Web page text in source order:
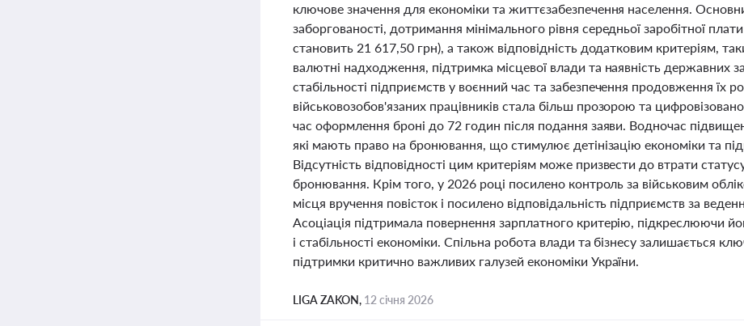
ключове значення для економіки та життєзабезпечення населення.
заборгованості, дотримання мінімального рівня середньої заробітної
становить 21 617,50 грн), а також відповідність додатковим критеріям,
валютні надходження, підтримка місцевої влади та наявність державних
стабільності підприємств у воєнний час та забезпечення продовження
військовозобов'язаних працівників стала більш прозорою та
час оформлення броні до 72 годин після подання заяви. Водночас
які мають право на бронювання, що стимулює детінізацію економіки та
Відсутність відповідності цим критеріям може призвести до втрати
бронювання. Крім того, у 2026 році посилено контроль за військовим
місця вручення повісток і посилено відповідальність підприємств за
Асоціація підтримала повернення зарплатного критерію, підкреслюючи
і стабільності економіки. Спільна робота влади та бізнесу залишається
підтримки критично важливих галузей економіки України.
LIGA ZAKON, 12 січня 2026